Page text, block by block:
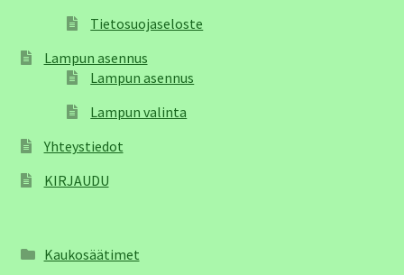
Tietosuojaseloste
Lampun asennus
Lampun asennus
Lampun valinta
Yhteystiedot
KIRJAUDU
Kaukosäätimet